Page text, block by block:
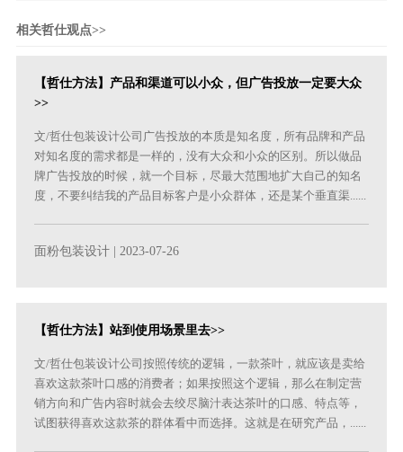
相关哲仕观点>>
【哲仕方法】产品和渠道可以小众，但广告投放一定要大众
>>
文/哲仕包装设计公司广告投放的本质是知名度，所有品牌和产品
对知名度的需求都是一样的，没有大众和小众的区别。所以做品
牌广告投放的时候，就一个目标，尽最大范围地扩大自己的知名
度，不要纠结我的产品目标客户是小众群体，还是某个垂直渠......
面粉包装设计 | 2023-07-26
【哲仕方法】站到使用场景里去>>
文/哲仕包装设计公司按照传统的逻辑，一款茶叶，就应该是卖给
喜欢这款茶叶口感的消费者；如果按照这个逻辑，那么在制定营
销方向和广告内容时就会去绞尽脑汁表达茶叶的口感、特点等，
试图获得喜欢这款茶的群体看中而选择。这就是在研究产品，......